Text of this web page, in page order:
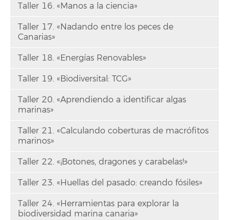
Taller 16. «Manos a la ciencia»
Taller 17. «Nadando entre los peces de
Canarias»
Taller 18. «Energías Renovables»
Taller 19. «Biodiversital: TCG»
Taller 20. «Aprendiendo a identificar algas
marinas»
Taller 21. «Calculando coberturas de macrófitos
marinos»
Taller 22. «¡Botones, dragones y carabelas!»
Taller 23. «Huellas del pasado: creando fósiles»
Taller 24. «Herramientas para explorar la
biodiversidad marina canaria»